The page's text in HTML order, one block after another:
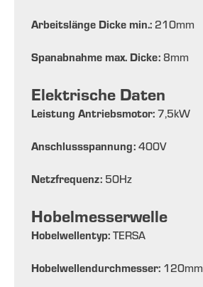
Arbeitslänge Dicke min.: 210mm
Spanabnahme max. Dicke: 8mm
Elektrische Daten
Leistung Antriebsmotor: 7,5kW
Anschlussspannung: 400V
Netzfrequenz: 50Hz
Hobelmesserwelle
Hobelwellentyp: TERSA
Hobelwellendurchmesser: 120mm